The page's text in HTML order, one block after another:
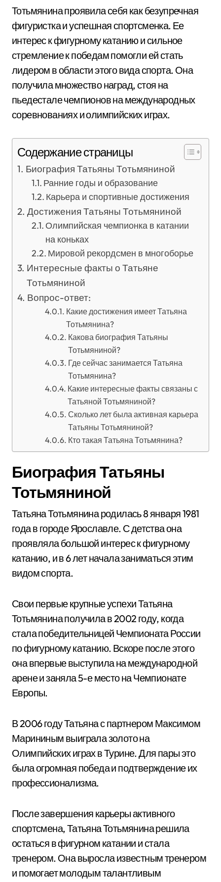
Тотьмянина проявила себя как безупречная
фигуристка и успешная спортсменка. Ее
интерес к фигурному катанию и сильное
стремление к победам помогли ей стать
лидером в области этого вида спорта. Она
получила множество наград, стоя на
пьедестале чемпионов на международных
соревнованиях и олимпийских играх.
Содержание страницы
Биография Татьяны Тотьмяниной
Ранние годы и образование
Карьера и спортивные достижения
Достижения Татьяны Тотьмяниной
Олимпийская чемпионка в катании
на коньках
Мировой рекордсмен в многоборье
Интересные факты о Татьяне
Тотьмяниной
Вопрос-ответ:
Какие достижения имеет Татьяна
Тотьмянина?
Какова биография Татьяны
Тотьмяниной?
Где сейчас занимается Татьяна
Тотьмянина?
Какие интересные факты связаны с
Татьяной Тотьмяниной?
Сколько лет была активная карьера
Татьяны Тотьмяниной?
Кто такая Татьяна Тотьмянина?
Биография Татьяны
Тотьмяниной
Татьяна Тотьмянина родилась 8 января 1981
года в городе Ярославле. С детства она
проявляла большой интерес к фигурному
катанию, и в 6 лет начала заниматься этим
видом спорта.
Свои первые крупные успехи Татьяна
Тотьмянина получила в 2002 году, когда
стала победительницей Чемпионата России
по фигурному катанию. Вскоре после этого
она впервые выступила на международной
арене и заняла 5-е место на Чемпионате
Европы.
В 2006 году Татьяна с партнером Максимом
Марининым выиграла золото на
Олимпийских играх в Турине. Для пары это
была огромная победа и подтверждение их
профессионализма.
После завершения карьеры активного
спортсмена, Татьяна Тотьмянина решила
остаться в фигурном катании и стала
тренером. Она выросла известным тренером
и помогает молодым талантливым